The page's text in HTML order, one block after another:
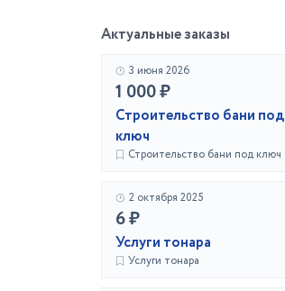
Актуальные заказы
3 июня 2026
1 000 ₽
Строительство бани под
ключ
Строительство бани под ключ
2 октября 2025
6 ₽
Услуги тонара
Услуги тонара